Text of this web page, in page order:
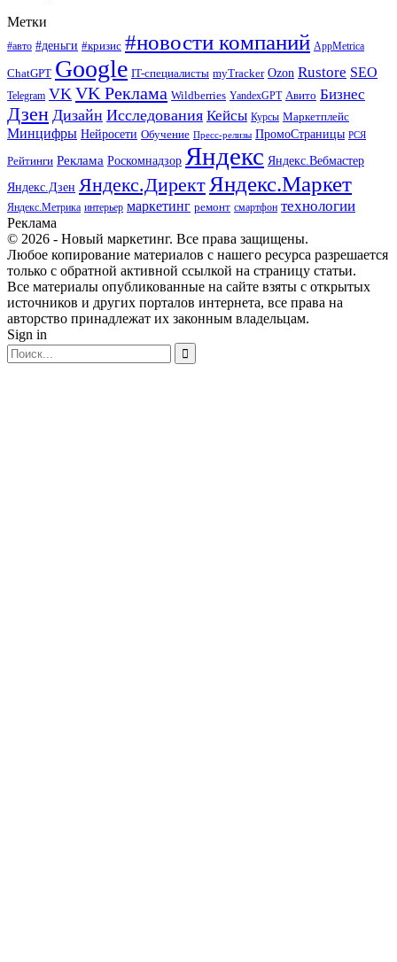
Метки
#авто #деньги #кризис #новости компаний AppMetrica
ChatGPT Google IT-специалисты myTracker Ozon Rustore SEO
Telegram VK VK Реклама Wildberries YandexGPT Авито Бизнес
Дзен Дизайн Исследования Кейсы Курсы Маркетплейс
Минцифры Нейросети Обучение Пресс-релизы ПромоСтраницы РСЯ
Рейтинги Реклама Роскомнадзор Яндекс Яндекс.Вебмастер
Яндекс.Дзен Яндекс.ДиректЯндекс.Маркет
Яндекс.Метрика интерьер маркетинг ремонт смартфон технологии
Реклама
© 2026 - Новый маркетинг. Все права защищены.
Любое копирование материалов с нашего ресурса разрешается
только с обратной активной ссылкой на страницу статьи.
Все материалы опубликованные на сайте взяты с открытых
источников и других порталов интернета, все права на
авторство принадлежат их законным владельцам.
Sign in